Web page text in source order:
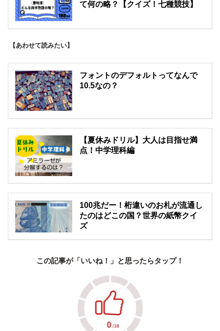
て何の略？【クイズ！七種競技】
【あわせて読みたい】
フォントのデフォルトってなんで
10.5なの？
【夏休みドリル】大人は目指せ満
点！中学理科編
100兆だー！桁違いのお札が流通し
たのはどこの国？世界の紙幣クイ
ズ
この記事が「いいね！」と思ったらタップ！